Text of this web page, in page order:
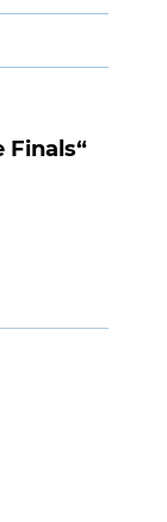
Finals“